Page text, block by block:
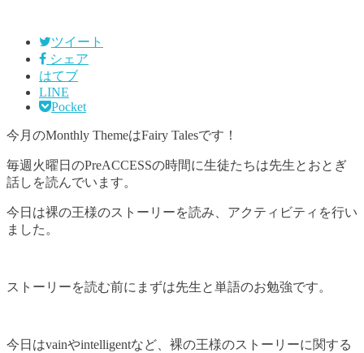
ツイート
シェア
はてブ
LINE
Pocket
今月のMonthly ThemeはFairy Talesです！
毎週火曜日のPreACCESSの時間に生徒たちは先生とおとぎ
話しを読んでいます。
今日は裸の王様のストーリーを読み、アクティビティを行い
ました。
ストーリーを読む前にまずは先生と単語のお勉強です。
今日はvainやintelligentなど、裸の王様のストーリーに関する